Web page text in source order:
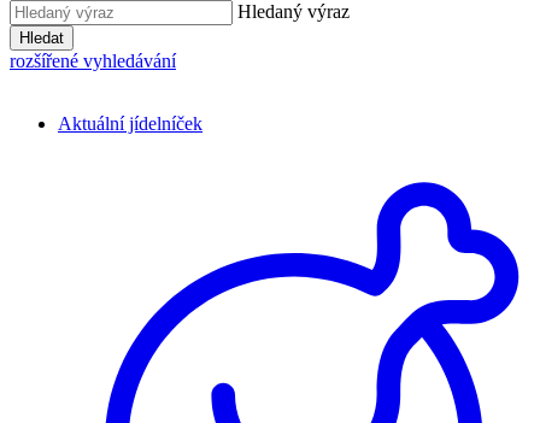
Hledaný výraz
Hledat
rozšířené vyhledávání
Aktuální jídelníček